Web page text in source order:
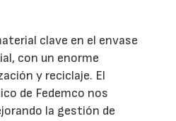
clave en el envase
con un enorme
y reciclaje. El
de Fedemco nos
la gestión de